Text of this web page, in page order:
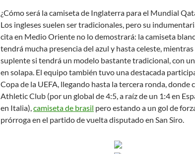
¿Cómo será la camiseta de Inglaterra para el Mundial
Los ingleses suelen ser tradicionales, pero su
cita en Medio Oriente no lo demostrará: la camiseta
tendrá mucha presencia del azul y hasta celeste,
suplente si tendrá un modelo bastante tradicional, con
en solapa. El equipo también tuvo una destacada
Copa de la UEFA, llegando hasta la tercera ronda, donde
Athletic Club (por un global de 4:5, a raíz de un 1:4 en
en Italia),camiseta de brasil pero estando a un gol de
prórroga en el partido de vuelta disputado en San Siro.